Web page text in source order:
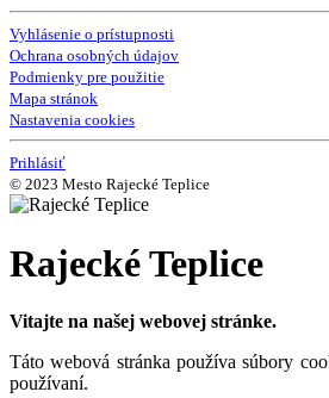
Vyhlásenie o prístupnosti
Ochrana osobných údajov
Podmienky pre použitie
Mapa stránok
Nastavenia cookies
Prihlásiť
© 2023 Mesto Rajecké Teplice
Rajecké Teplice
Vitajte na našej webovej stránke.
Táto webová stránka používa súbory
používaní.